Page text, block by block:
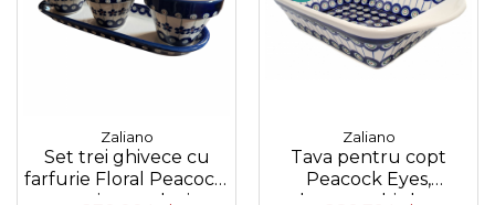
Zaliano
Set trei ghivece cu
farfurie Floral Peacock,
ceramica smaltuita,
Zaliano
Tava pentru copt
Peacock Eyes,
dreptunghiulara,